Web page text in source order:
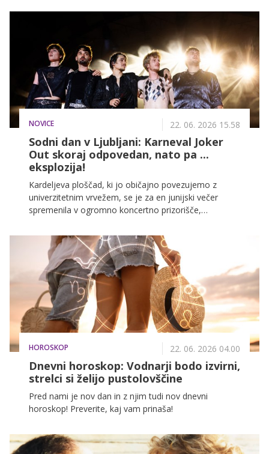
in kateri album opisuje kot najbolj osebnega v svoji
NOVICE 22. 06. 2026 15.58
Sodni dan v Ljubljani: Karneval Joker
Out skoraj odpovedan, nato pa ...
eksplozija!
Kardeljeva ploščad, ki jo običajno povezujemo z
univerzitetnim vrvežem, se je za en junijski večer
spremenila v ogromno koncertno prizorišče,
zgrinjale množice, na drugi sta se že v zraku čutili
napetost, pričakovanje in tista posebna energija.
Karneval skupine Joker Out je obljubljal festival,
gledališče, cirkus in praznovanje desetletja benda, ki
je v zadnjih letih postal ena najbolj prepoznavnih
slovenskih glasbenih zgodb.
HOROSKOP 22. 06. 2026 04.00
Dnevni horoskop: Vodnarji bodo izvirni,
strelci si želijo pustolovščine
Pred nami je nov dan in z njim tudi nov dnevni
horoskop! Preverite, kaj vam prinaša!